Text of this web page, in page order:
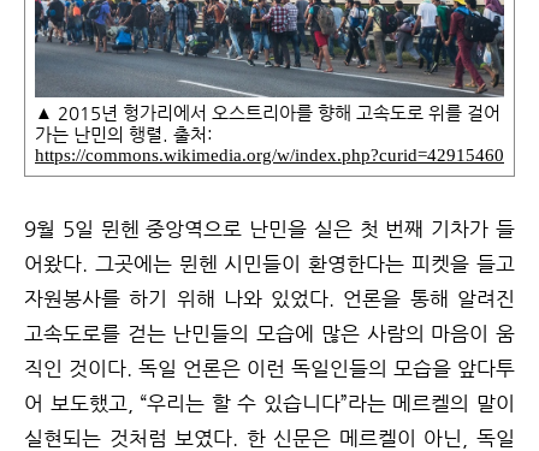
▲ 2015년 헝가리에서 오스트리아를 향해 고속도로 위를 걸어
가는 난민의 행렬. 출처:
https://commons.wikimedia.org/w/index.php?curid=42915460
9월 5일 뮌헨 중앙역으로 난민을 실은 첫 번째 기차가 들
어왔다. 그곳에는 뮌헨 시민들이 환영한다는 피켓을 들고
자원봉사를 하기 위해 나와 있었다. 언론을 통해 알려진
고속도로를 걷는 난민들의 모습에 많은 사람의 마음이 움
직인 것이다. 독일 언론은 이런 독일인들의 모습을 앞다투
어 보도했고, “우리는 할 수 있습니다”라는 메르켈의 말이
실현되는 것처럼 보였다. 한 신문은 메르켈이 아닌, 독일